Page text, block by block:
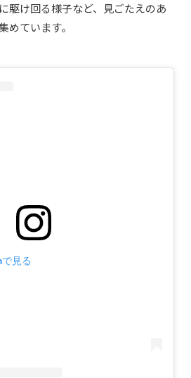
駆け回る様子など、見ごたえのあ
めています。
見る